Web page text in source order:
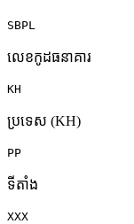
SBPL
លេខកូដធនាគារ
KH
ប្រទេស (KH)
PP
ទីតាំង
XXX